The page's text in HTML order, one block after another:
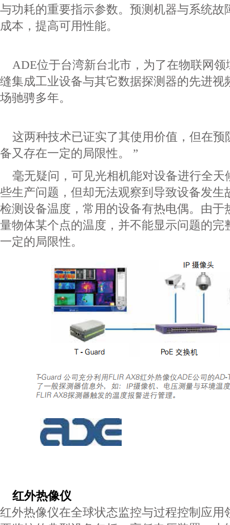
与功耗的重要指示参数。预测机器与系统故
成本，提高可用性能。
ADE位于台湾新台北市，为了在物联网
缝集成工业设备与其它数据探测器的先进视
场驰骋多年。
这两种技术已证实了其使用价值，但在
备又存在一定的局限性。 ”
毫无疑问，可见光相机能对设备进行全
些生产问题，但却无法观察到导致设备发生
检测设备温度，常 用的设备有热电偶。由
量物体某个点的温度，并不能显示问题的完
一定的局限性。
红外热像仪
红外热像仪在全球状态监控与过程控制应用